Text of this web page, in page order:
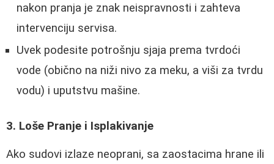
nakon pranja je znak neispravnosti i zahteva
intervenciju servisa.
Uvek podesite potrošnju sjaja prema tvrdoći
vode (obično na niži nivo za meku, a viši za tvrdu
vodu) i uputstvu mašine.
3. Loše Pranje i Isplakivanje
Ako sudovi izlaze neoprani, sa zaostacima hrane ili